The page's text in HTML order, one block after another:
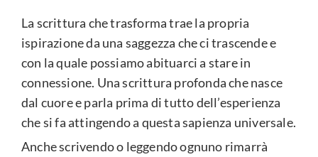
La scrittura che trasforma trae la propria
ispirazione da una saggezza che ci trascende e
con la quale possiamo abituarci a stare in
connessione. Una scrittura profonda che nasce
dal cuore e parla prima di tutto dell’esperienza
che si fa attingendo a questa sapienza universale.
Anche scrivendo o leggendo ognuno rimarrà